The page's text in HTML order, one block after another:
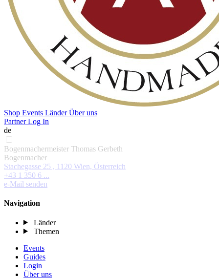
Shop Events LänderÜber uns
Partner Log In
de
Bogenmachermeister Thomas Gerbeth
Bogenmacher
Stachegasse 25 , 1120 Wien, Österreich
+43 1 350 6 ...
e-Mail senden
Navigation
Länder
Themen
Events
Guides
Login
Über uns